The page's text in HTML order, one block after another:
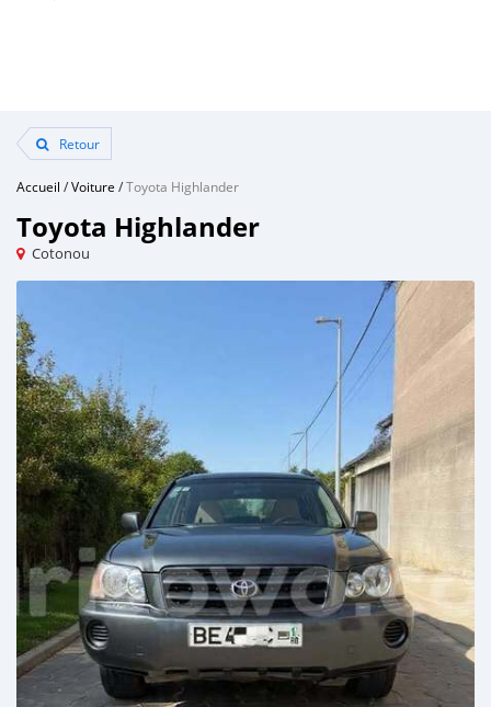
Retour
Accueil /Voiture /Toyota Highlander
Toyota Highlander
Cotonou